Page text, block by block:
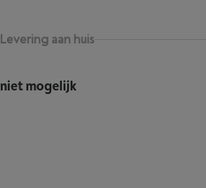
Levering aan huis
niet mogelijk